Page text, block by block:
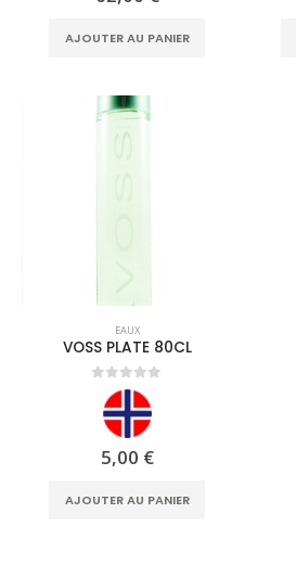
AJOUTER AU PANIER
EAUX
VOSS PLATE 80CL
out of 5
5,00 €
AJOUTER AU PANIER